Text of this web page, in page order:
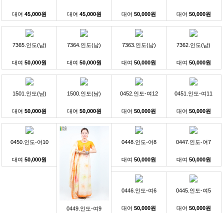
대여45,000원 대여 45,000원 대여50,000원 대여 50,000원
7365.인도(남)
대여50,000원
7364.인도(남)
대여 50,000원
7363.인도(남)
대여50,000원
7362.인도(남)
대여 50,000원
1501.인도(남)
대여50,000원
1500.인도(남)
대여 50,000원
0452.인도-여12
대여50,000원
0451.인도-여11
대여 50,000원
0450.인도-여10
대여50,000원
0449.인도-여9
0448.인도-여8
대여50,000원
0447.인도-여7
대여 50,000원
0446.인도-여6
대여50,000원
0445.인도-여5
대여 50,000원